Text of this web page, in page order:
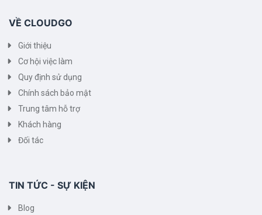
VỀ CLOUDGO
Giới thiệu
Cơ hội việc làm
Quy định sử dụng
Chính sách bảo mật
Trung tâm hỗ trợ
Khách hàng
Đối tác
TIN TỨC - SỰ KIỆN
Blog